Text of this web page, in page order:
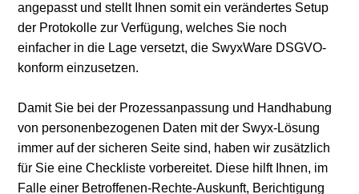
angepasst und stellt Ihnen somit ein verändertes Setup
der Protokolle zur Verfügung, welches Sie noch
einfacher in die Lage versetzt, die SwyxWare DSGVO-
konform einzusetzen.
Damit Sie bei der Prozessanpassung und Handhabung
von personenbezogenen Daten mit der Swyx-Lösung
immer auf der sicheren Seite sind, haben wir zusätzlich
für Sie eine Checkliste vorbereitet. Diese hilft Ihnen, im
Falle einer Betroffenen-Rechte-Auskunft, Berichtigung